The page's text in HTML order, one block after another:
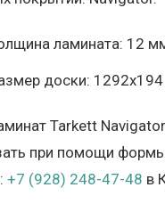
ламината: 12
доски:
Tarkett
при помощи
+7 (928) 248-47-48 в